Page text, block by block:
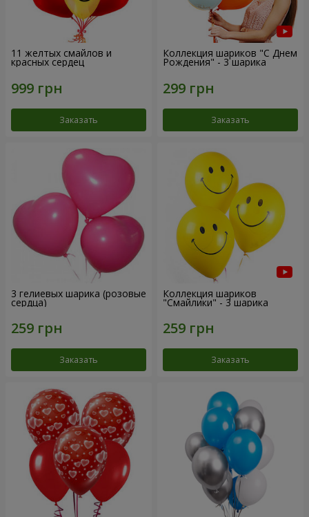
11 желтых смайлов и
красных сердец
Заказать
Коллекция шариков "С Днем
Рождения" - 3 шарика
Заказать
3 гелиевых шарика (розовые
сердца)
Заказать
Коллекция шариков
"Смайлики" - 3 шарика
Заказать